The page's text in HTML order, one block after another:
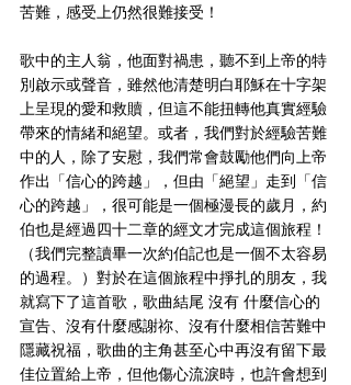
苦難，感受上仍然很難接受！
歌中的主人翁，他面對禍患，聽不到上帝的特
別啟示或聲音，雖然他清楚明白耶穌在十字架
上呈現的愛和救贖，但這不能扭轉他真實經驗
帶來的情緒和絕望。或者，我們對於經驗苦難
中的人，除了安慰，我們常會鼓勵他們向上帝
作出「信心的跨越」，但由「絕望」走到「信
心的跨越」，很可能是一個極漫長的歲月，約
伯也是經過四十二章的經文才完成這個旅程！
（我們完整讀畢一次約伯記也是一個不太容易
的過程。）對於在這個旅程中掙扎的朋友，我
就寫下了這首歌，歌曲結尾 沒有 什麼信心的
宣告、沒有什麼感謝祢、沒有什麼相信苦難中
隱藏祝福，歌曲的主角甚至心中再沒有留下最
佳位置給上帝，但他傷心流淚時，也許會想到